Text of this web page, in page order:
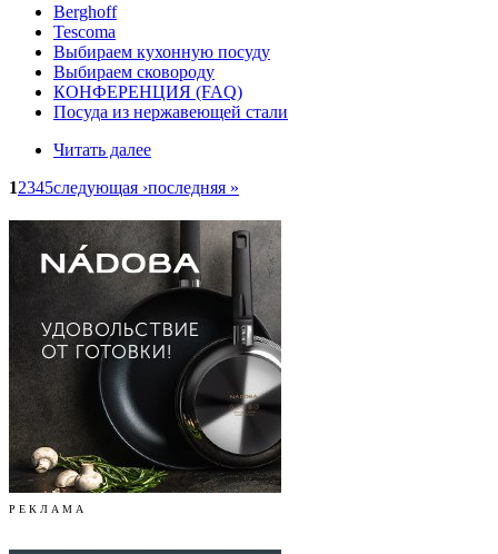
Berghoff
Tescoma
Выбираем кухонную посуду
Выбираем сковороду
КОНФЕРЕНЦИЯ (FAQ)
Посуда из нержавеющей стали
Читать далее
12345следующая ›последняя »
Р Е К Л А М А